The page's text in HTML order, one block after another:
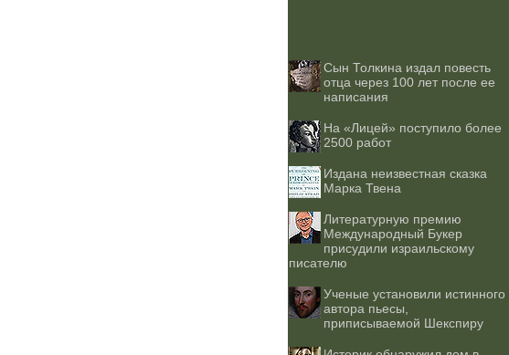
Сын Толкина издал повесть
отца через 100 лет после ее
написания
На «Лицей» поступило более
2500 работ
Издана неизвестная сказка
Марка Твена
Литературную премию
Международный Букер
присудили израильскому
писателю
Ученые установили истинного
автора пьесы,
приписываемой Шекспиру